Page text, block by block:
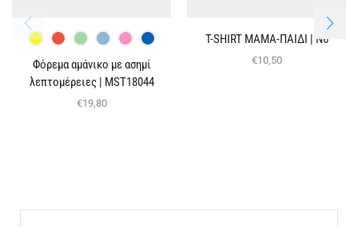
Φόρεμα αμάνικο με ασημί
λεπτομέρειες | MST18044
€19,80
T-SHIRT ΜΑΜΑ-ΠΑΙΔΙ | Ν6
€10,50